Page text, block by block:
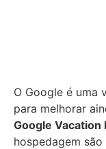
O Google é uma
para melhorar
Google Vacation
hospedagem